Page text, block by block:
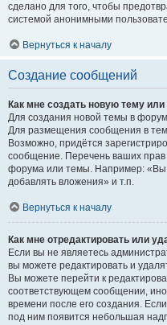
сделано для того, чтобы
системой анонимными
Вернуться к началу
Создание сообщений
Как мне создать новую тему
Для создания новой темы в
Для размещения сообщения в
Возможно, придётся
сообщение. Перечень ваших прав
форума или темы. Например:
добавлять вложения» и т.п.
Вернуться к началу
Как мне отредактировать или
Если вы не являетесь
вы можете редактировать и
Вы можете перейти к
соответствующем сообщении,
времени после его создания.
под ним появится небольшая